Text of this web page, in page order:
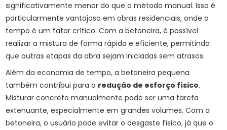
significativamente menor do que o método manual. Isso é
particularmente vantajoso em obras residenciais, onde o
tempo é um fator crítico. Com a betoneira, é possível
realizar a mistura de forma rápida e eficiente, permitindo
que outras etapas da obra sejam iniciadas sem atrasos.
Além da economia de tempo, a betoneira pequena
também contribui para a redução de esforço físico.
Misturar concreto manualmente pode ser uma tarefa
extenuante, especialmente em grandes volumes. Com a
betoneira, o usuário pode evitar o desgaste físico, já que o